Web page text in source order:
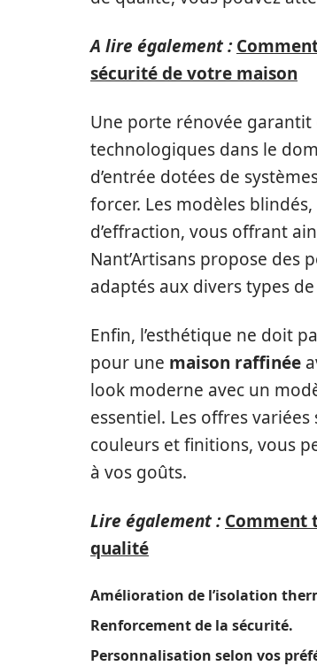
A lire également :
sécurité de votre maison
Une porte rénovée garantit
technologiques dans le
d’entrée dotées de
forcer. Les modèles
d’effraction, vous offrant
Nant’Artisans propose des
adaptés aux divers types
Enfin, l’esthétique ne doit
pour une maison raffinée
look moderne avec un
essentiel. Les offres
couleurs et finitions, vous
à vos goûts.
Lire également : Comment
qualité
Amélioration de l’isolation
Renforcement de la sécurité.
Personnalisation selon vos